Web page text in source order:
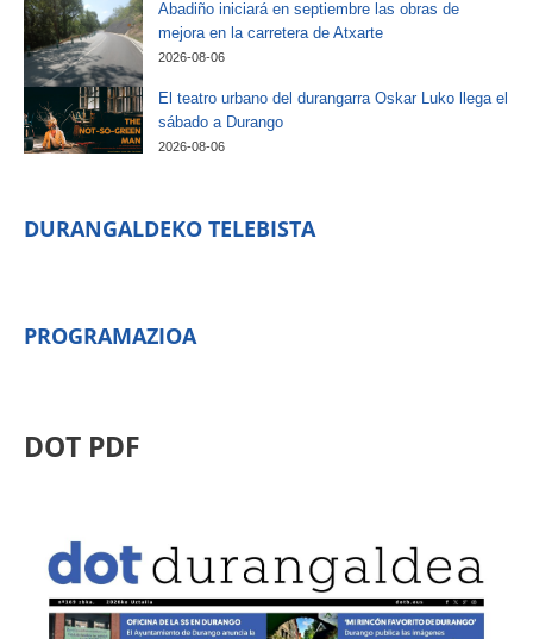
Abadiño iniciará en septiembre las obras de
mejora en la carretera de Atxarte
2026-08-06
El teatro urbano del durangarra Oskar Luko llega el
sábado a Durango
2026-08-06
DURANGALDEKO TELEBISTA
PROGRAMAZIOA
DOT PDF